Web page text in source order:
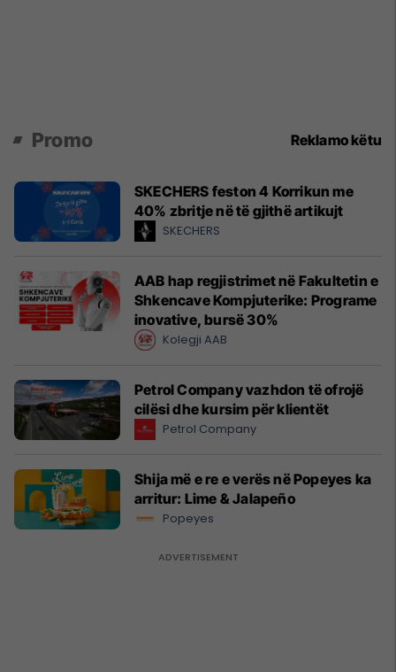
Promo Reklamo këtu
SKECHERS feston 4 Korrikun me
40% zbritje në të gjithë artikujt
SKECHERS
AAB hap regjistrimet në Fakultetin e
Shkencave Kompjuterike: Programe
inovative, bursë 30%
Kolegji AAB
Petrol Company vazhdon të ofrojë
cilësi dhe kursim për klientët
Petrol Company
Shija më e re e verës në Popeyes ka
arritur: Lime & Jalapeño
Popeyes